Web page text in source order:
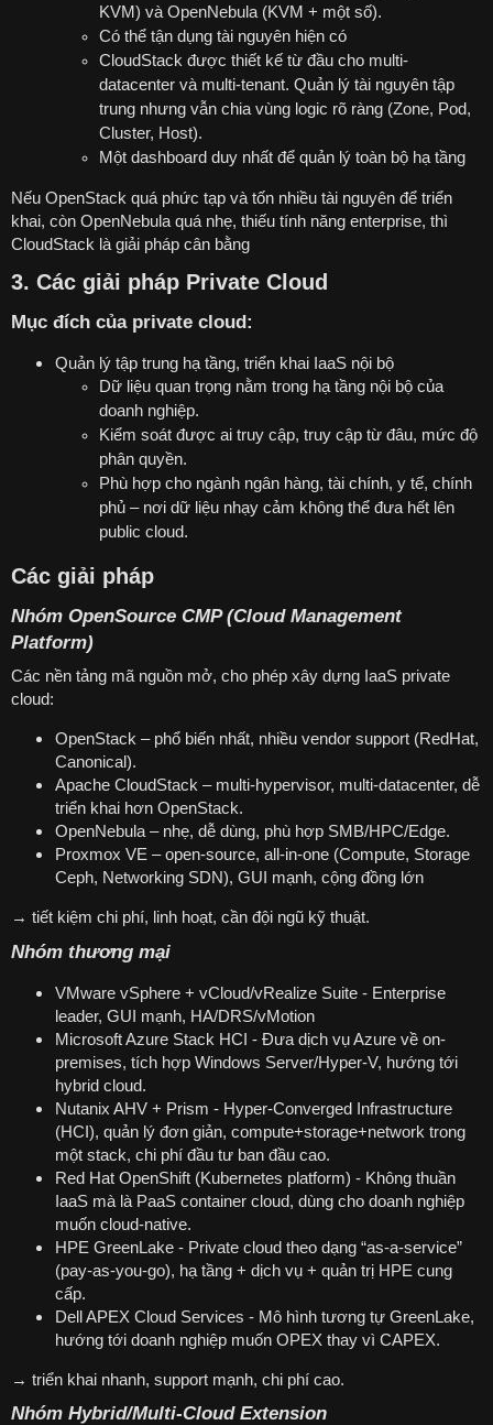
KVM) và OpenNebula (KVM + một số).
Có thể tận dụng tài nguyên hiện có
CloudStack được thiết kế từ đầu cho multi-
datacenter và multi-tenant. Quản lý tài nguyên tập
trung nhưng vẫn chia vùng logic rõ ràng (Zone, Pod,
Cluster, Host).
Một dashboard duy nhất để quản lý toàn bộ hạ tầng
Nếu OpenStack quá phức tạp và tốn nhiều tài nguyên để triển
khai, còn OpenNebula quá nhẹ, thiếu tính năng enterprise, thì
CloudStack là giải pháp cân bằng
3. Các giải pháp Private Cloud
Mục đích của private cloud:
Quản lý tập trung hạ tầng, triển khai IaaS nội bộ
Dữ liệu quan trọng nằm trong hạ tầng nội bộ của
doanh nghiệp.
Kiểm soát được ai truy cập, truy cập từ đâu, mức độ
phân quyền.
Phù hợp cho ngành ngân hàng, tài chính, y tế, chính
phủ – nơi dữ liệu nhạy cảm không thể đưa hết lên
public cloud.
Các giải pháp
Nhóm OpenSource CMP (Cloud Management
Platform)
Các nền tảng mã nguồn mở, cho phép xây dựng IaaS private
cloud:
OpenStack – phổ biến nhất, nhiều vendor support (RedHat,
Canonical).
Apache CloudStack – multi-hypervisor, multi-datacenter, dễ
triển khai hơn OpenStack.
OpenNebula – nhẹ, dễ dùng, phù hợp SMB/HPC/Edge.
Proxmox VE – open-source, all-in-one (Compute, Storage
Ceph, Networking SDN), GUI mạnh, cộng đồng lớn
→ tiết kiệm chi phí, linh hoạt, cần đội ngũ kỹ thuật.
Nhóm thương mại
VMware vSphere + vCloud/vRealize Suite - Enterprise
leader, GUI mạnh, HA/DRS/vMotion
Microsoft Azure Stack HCI - Đưa dịch vụ Azure về on-
premises, tích hợp Windows Server/Hyper-V, hướng tới
hybrid cloud.
Nutanix AHV + Prism - Hyper-Converged Infrastructure
(HCI), quản lý đơn giản, compute+storage+network trong
một stack, chi phí đầu tư ban đầu cao.
Red Hat OpenShift (Kubernetes platform) - Không thuần
IaaS mà là PaaS container cloud, dùng cho doanh nghiệp
muốn cloud-native.
HPE GreenLake - Private cloud theo dạng “as-a-service”
(pay-as-you-go), hạ tầng + dịch vụ + quản trị HPE cung
cấp.
Dell APEX Cloud Services - Mô hình tương tự GreenLake,
hướng tới doanh nghiệp muốn OPEX thay vì CAPEX.
→ triển khai nhanh, support mạnh, chi phí cao.
Nhóm Hybrid/Multi-Cloud Extension